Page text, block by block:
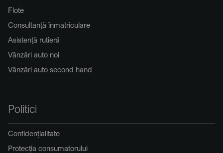
Flote
Consultanță înmatriculare
Asistență rutieră
Vânzări auto noi
Vânzări auto second hand
Politici
Confidențialitate
Protecția consumatorului